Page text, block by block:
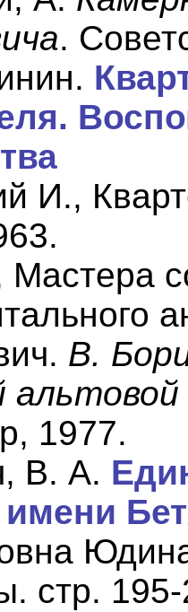
.
И.,
В.
1977.
В. А.
имени
стр.